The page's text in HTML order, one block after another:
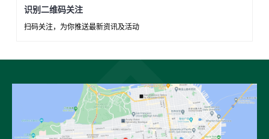
识别二维码关注
扫码关注，为你推送最新资讯及活动